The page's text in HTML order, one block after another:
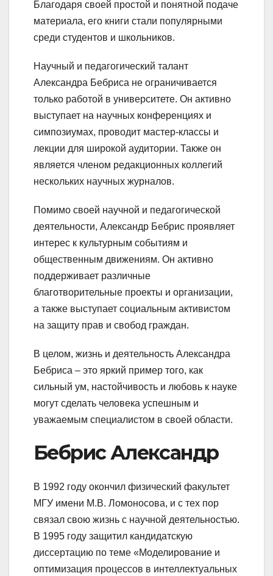
Благодаря своей простой и понятной подаче
материала, его книги стали популярными
среди студентов и школьников.
Научный и педагогический талант
Александра Бебриса не ограничивается
только работой в университете. Он активно
выступает на научных конференциях и
симпозиумах, проводит мастер-классы и
лекции для широкой аудитории. Также он
является членом редакционных коллегий
нескольких научных журналов.
Помимо своей научной и педагогической
деятельности, Александр Бебрис проявляет
интерес к культурным событиям и
общественным движениям. Он активно
поддерживает различные
благотворительные проекты и организации,
а также выступает социальным активистом
на защиту прав и свобод граждан.
В целом, жизнь и деятельность Александра
Бебриса – это яркий пример того, как
сильный ум, настойчивость и любовь к науке
могут сделать человека успешным и
уважаемым специалистом в своей области.
Бебрис Александр
В 1992 году окончил физический факультет
МГУ имени М.В. Ломоносова, и с тех пор
связал свою жизнь с научной деятельностью.
В 1995 году защитил кандидатскую
диссертацию по теме «Моделирование и
оптимизация процессов в интеллектуальных